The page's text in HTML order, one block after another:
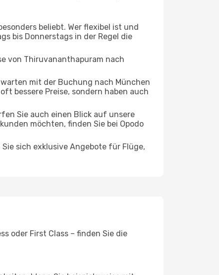
beliebt. Wer flexibel ist und
bis Donnerstags in der Regel die
von Thiruvananthapuram nach
mit der Buchung nach München
bessere Preise, sondern haben auch
Sie auch einen Blick auf unsere
möchten, finden Sie bei Opodo
sich exklusive Angebote für Flüge,
oder First Class – finden Sie die